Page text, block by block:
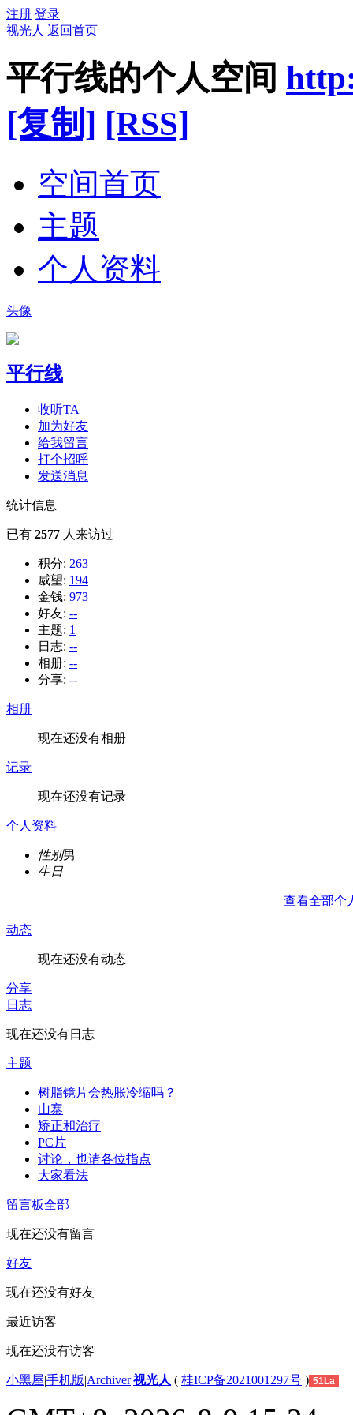
注册 登录
视光人 返回首页
平行线的个人空间
[复制] [RSS]
空间首页
主题
个人资料
头像
平行线
收听TA
加为好友
给我留言
打个招呼
发送消息
统计信息
已有 2577 人来访过
积分: 263
威望: 194
金钱: 973
好友: --
主题: 1
日志: --
相册: --
分享: --
相册
现在还没有相册
记录
现在还没有记录
个人资料
性别男
生日
查看全部个
动态
现在还没有动态
分享
日志
现在还没有日志
主题
树脂镜片会热胀冷缩吗？
山寨
矫正和治疗
PC片
讨论，也请各位指点
大家看法
留言板全部
现在还没有留言
好友
现在还没有好友
最近访客
现在还没有访客
小黑屋|手机版|Archiver|视光人 ( 桂ICP备2021001297号 ) 51La